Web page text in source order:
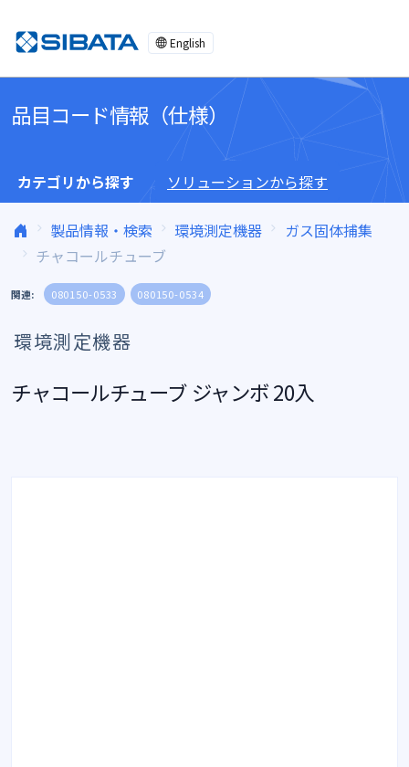
English
品目コード情報（仕様）
カテゴリから探す ソリューションから探す
製品情報・検索 環境測定機器
ガス固体捕集
チャコールチューブ
関連: 080150-0533 080150-0534
環境測定機器
チャコールチューブ ジャンボ 20入